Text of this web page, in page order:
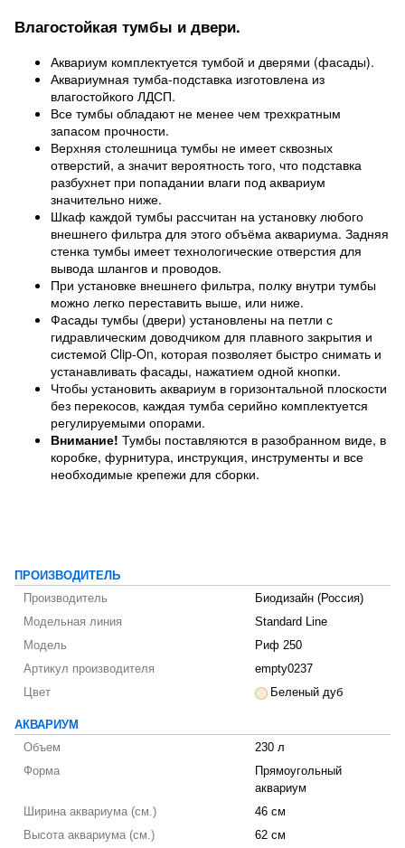
Влагостойкая тумбы и двери.
Аквариум комплектуется тумбой и дверями (фасады).
Аквариумная тумба-подставка изготовлена из
влагостойкого ЛДСП.
Все тумбы обладают не менее чем трехкратным
запасом прочности.
Верхняя столешница тумбы не имеет сквозных
отверстий, а значит вероятность того, что подставка
разбухнет при попадании влаги под аквариум
значительно ниже.
Шкаф каждой тумбы рассчитан на установку любого
внешнего фильтра для этого объёма аквариума. Задняя
стенка тумбы имеет технологические отверстия для
вывода шлангов и проводов.
При установке внешнего фильтра, полку внутри тумбы
можно легко переставить выше, или ниже.
Фасады тумбы (двери) установлены на петли с
гидравлическим доводчиком для плавного закрытия и
системой Clip-On, которая позволяет быстро снимать и
устанавливать фасады, нажатием одной кнопки.
Чтобы установить аквариум в горизонтальной плоскости
без перекосов, каждая тумба серийно комплектуется
регулируемыми опорами.
Внимание! Тумбы поставляются в разобранном виде, в
коробке, фурнитура, инструкция, инструменты и все
необходимые крепежи для сборки.
ПРОИЗВОДИТЕЛЬ
Производитель
Биодизайн (Россия)
Модельная линия
Standard Line
Модель
Риф 250
Артикул производителя
empty0237
Цвет
Беленый дуб
АКВАРИУМ
Объем
230 л
Форма
Прямоугольный
аквариум
Ширина аквариума (см.)
46 см
Высота аквариума (см.)
62 см